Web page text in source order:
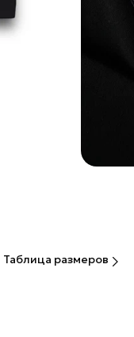
Таблица размеров